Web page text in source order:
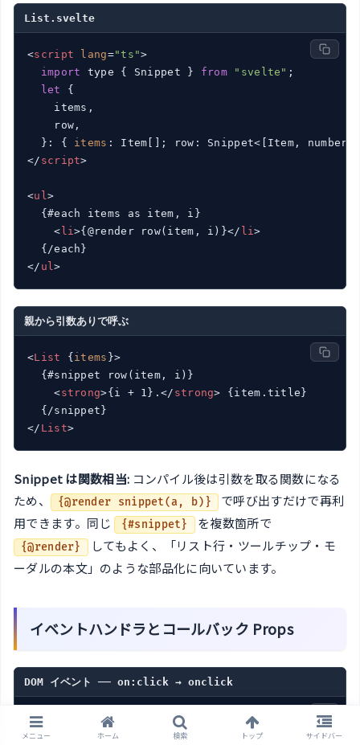
List.svelte
<script lang="ts">
import type { Snippet } from "svelte" ;
let
{
    items,
    row,
  }: {
items
</ script>
<ul>
  {#each items as item, i}
< li>{@render row(item, i)}</ li>
</ ul>
親から引数ありで呼ぶ
<List { items }>
  {#snippet row(item, i)}
<strong>{i + 1}.</ strong> {item.title}
</ List>
Snippet は関数相当: コンパイル後は引数を取る関数になる
ため、
{@render snippet(a, b)}
で呼び出すだけで再利
用できます。同じ
{#snippet} を複数箇所で
{@render}
してもよく、「リスト行・ツールチップ・モ
ーダルの本文」のような部品化に向いています。
イベントハンドラとコールバック Props
DOM イベント ── on:click → onclick
<!-- Svelte 4 -->
<button on:click {handler} on:click|
メニュー ホーム 検索 トップ サイドバー